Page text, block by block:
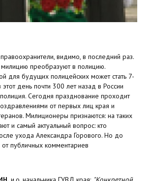
видимо, в последний раз.
преобразуют в полицию.
для будущих полицейских может стать 7-
день почти 300 лет назад в России
Сегодня празднование проходит
от первых лиц края и
Милиционеры признаются: на таких
и самый актуальный вопрос: кто
ухода Александра Горового. Но до
от публичных комментариев